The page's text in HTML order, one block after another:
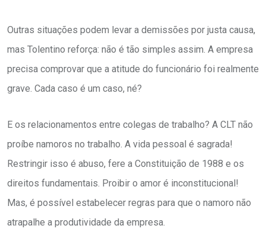
Outras situações podem levar a demissões por justa causa,
mas Tolentino reforça: não é tão simples assim. A empresa
precisa comprovar que a atitude do funcionário foi realmente
grave. Cada caso é um caso, né?
E os relacionamentos entre colegas de trabalho? A CLT não
proíbe namoros no trabalho. A vida pessoal é sagrada!
Restringir isso é abuso, fere a Constituição de 1988 e os
direitos fundamentais. Proibir o amor é inconstitucional!
Mas, é possível estabelecer regras para que o namoro não
atrapalhe a produtividade da empresa.